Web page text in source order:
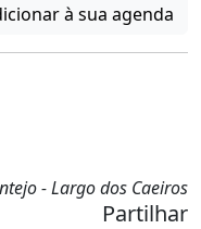
à sua agenda
- Largo dos Caeiros
Partilhar